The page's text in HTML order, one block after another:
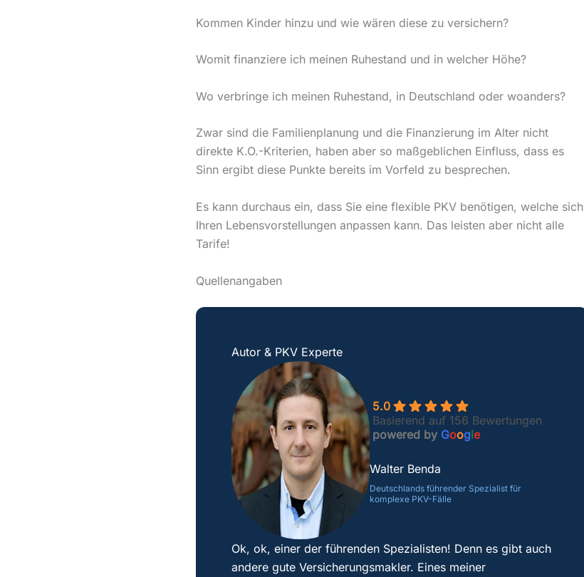
Kommen Kinder hinzu und wie wären diese zu versichern?
Womit finanziere ich meinen Ruhestand und in welcher Höhe?
Wo verbringe ich meinen Ruhestand, in Deutschland oder woanders?
Zwar sind die Familienplanung und die Finanzierung im Alter nicht
direkte K.O.-Kriterien, haben aber so maßgeblichen Einfluss, dass es
Sinn ergibt diese Punkte bereits im Vorfeld zu besprechen.
Es kann durchaus ein, dass Sie eine flexible PKV benötigen, welche sich
Ihren Lebensvorstellungen anpassen kann. Das leisten aber nicht alle
Tarife!
Quellenangaben
Autor & PKV Experte
5.0
Basierend auf 156 Bewertungen
powered by Google
Walter Benda
Deutschlands führender Spezialist für
komplexe PKV-Fälle
Ok, ok, einer der führenden Spezialisten! Denn es gibt auch
andere gute Versicherungsmakler. Eines meiner